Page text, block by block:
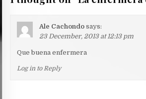
Ale Cachondo says:
23 December, 2013 at 12:13 pm
Que buena enfermera
Log in to Reply